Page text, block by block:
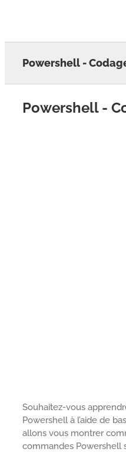
Powershell -
Powershell -
Souhaitez-vous
Powershell à l’aide de
allons vous montrer
commandes Powershell